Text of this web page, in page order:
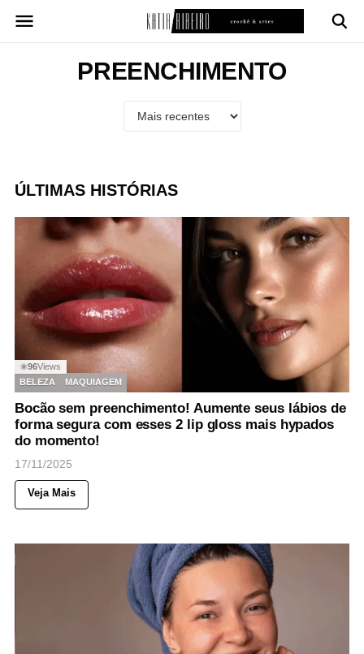
para
PREENCHIMENTO
ÚLTIMAS HISTÓRIAS
◉96Views
BELEZA
MAQUIAGEM
Bocão sem preenchimento! Aumente seus lábios de
forma segura com esses 2 lip gloss mais hypados
do momento!
17/11/2025
Veja Mais